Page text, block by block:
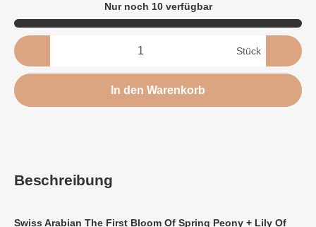
Nur noch 10 verfügbar
Stück
In den Warenkorb
Beschreibung
Swiss Arabian The First Bloom Of Spring Peony + Lily Of